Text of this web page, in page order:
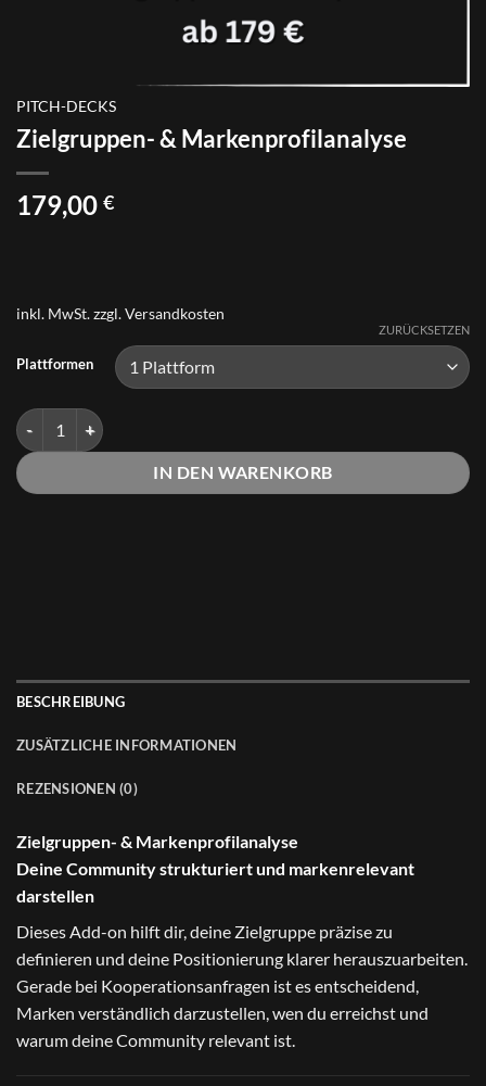
PITCH-DECKS
Zielgruppen- & Markenprofilanalyse
179,00 €
inkl. MwSt.zzgl.Versandkosten
Plattformen
ZURÜCKSETZEN
Zielgruppen- & Markenprofilanalyse Menge
IN DEN WARENKORB
BESCHREIBUNG
ZUSÄTZLICHE INFORMATIONEN
REZENSIONEN (0)
Zielgruppen- & Markenprofilanalyse
Deine Community strukturiert und markenrelevant
darstellen
Dieses Add-on hilft dir, deine Zielgruppe präzise zu
definieren und deine Positionierung klarer herauszuarbeiten.
Gerade bei Kooperationsanfragen ist es entscheidend,
Marken verständlich darzustellen, wen du erreichst und
warum deine Community relevant ist.